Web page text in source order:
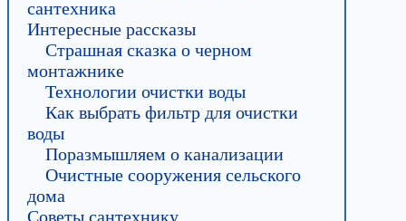
сантехника
Интересные рассказы
Страшная сказка о черном
монтажнике
Технологии очистки воды
Как выбрать фильтр для очистки
воды
Поразмышляем о канализации
Очистные сооружения сельского
дома
Советы сантехнику